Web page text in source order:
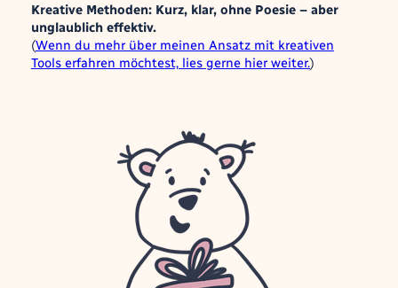
Kreative Methoden: Kurz, klar, ohne Poesie – aber
unglaublich effektiv.
(Wenn du mehr über meinen Ansatz mit kreativen
Tools erfahren möchtest, lies gerne hier weiter.)